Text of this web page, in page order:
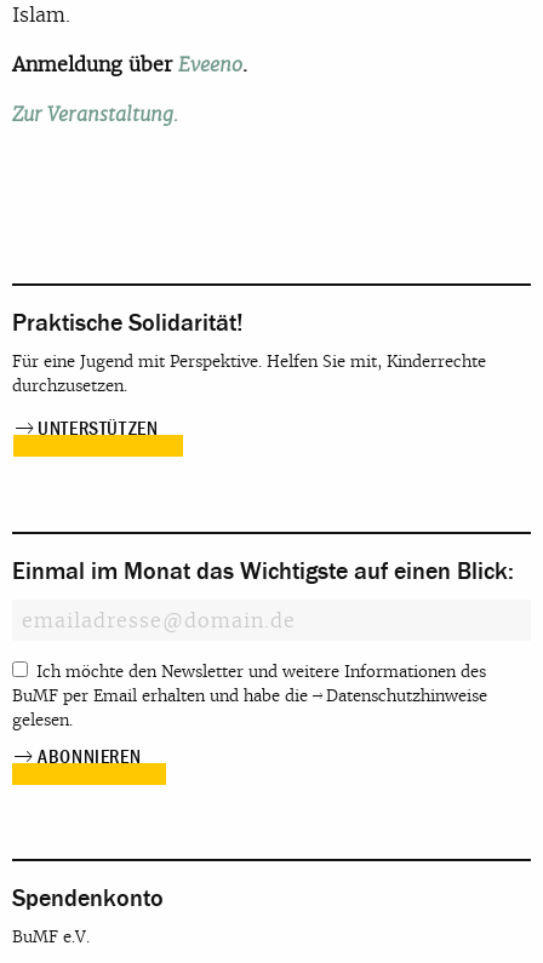
Islam.
Anmeldung überEveeno.
Zur Veranstaltung.
Praktische Solidarität!
Für eine Jugend mit Perspektive. Helfen Sie mit, Kinderrechte
durchzusetzen.
UNTERSTÜTZEN
Einmal im Monat das Wichtigste auf einen Blick:
Ich möchte den Newsletter und weitere Informationen des
BuMF per Email erhalten und habe die
Datenschutzhinweise
gelesen.
Spendenkonto
BuMF e.V.